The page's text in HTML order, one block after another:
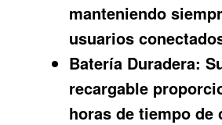
manteniendo
usuarios
Batería Duradera:
recargable
horas de tiempo de